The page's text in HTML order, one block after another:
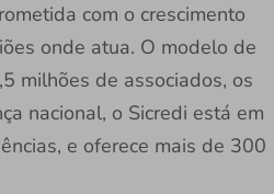
com o crescimento
onde atua. O modelo de
milhões de associados, os
nacional, o Sicredi está em
e oferece mais de 300